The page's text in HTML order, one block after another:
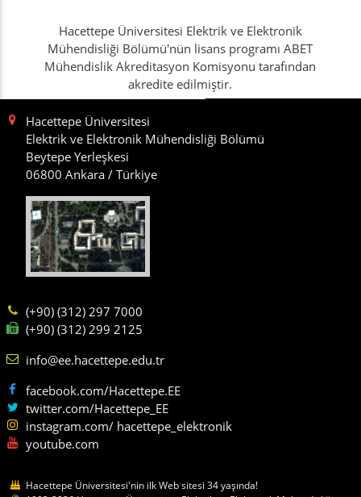
Hacettepe Üniversitesi Elektrik ve Elektronik
Mühendisliği Bölümü'nün lisans programı ABET
Mühendislik Akreditasyon Komisyonu tarafından
akredite edilmiştir.
Hacettepe Üniversitesi
Elektrik ve Elektronik Mühendisliği Bölümü
Beytepe Yerleşkesi
06800 Ankara / Türkiye
(+90) (312) 297 7000
(+90) (312) 299 2125
info@ee.hacettepe.edu.tr
facebook.com/Hacettepe.EE
twitter.com/Hacettepe_EE
instagram.com/ hacettepe_elektronik
youtube.com
Hacettepe Üniversitesi'nin ilk Web sitesi 34 yaşında!